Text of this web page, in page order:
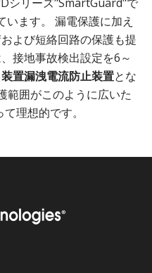
います。 漏電保護に加え
よび短絡回路の保護も提
接地事故検出設定を6～
装置漏洩電流防止装置とな
範囲がこのように広いた
理想的です。